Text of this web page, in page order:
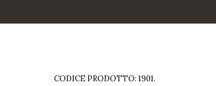
CODICE PRODOTTO: 1901.